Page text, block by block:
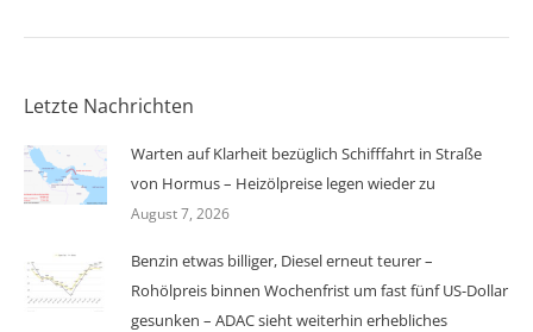
Letzte Nachrichten
Warten auf Klarheit bezüglich Schifffahrt in Straße
von Hormus – Heizölpreise legen wieder zu
August 7, 2026
Benzin etwas billiger, Diesel erneut teurer –
Rohölpreis binnen Wochenfrist um fast fünf US-Dollar
gesunken – ADAC sieht weiterhin erhebliches